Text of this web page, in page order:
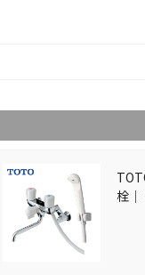
栓｜